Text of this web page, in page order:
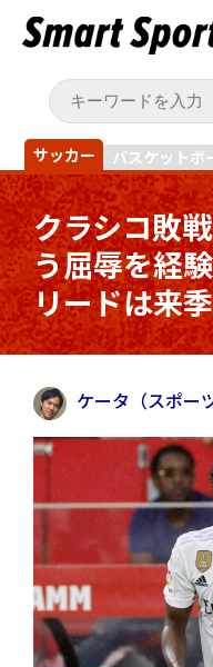
サッカー バスケットボ
クラシコ敗
う屈辱を経
リードは来
ケータ（スポー